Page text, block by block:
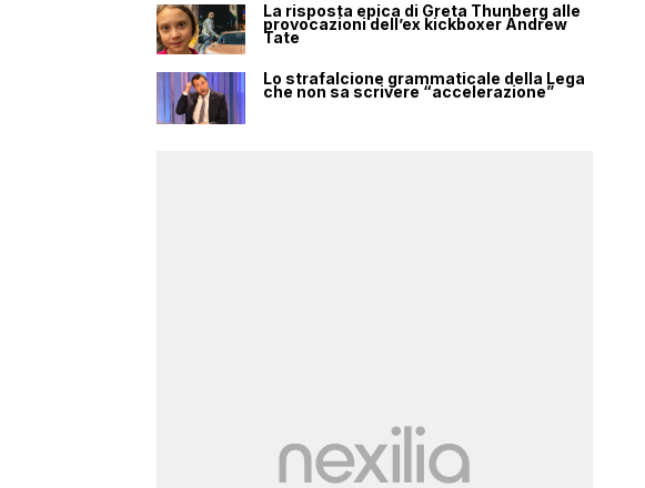
La risposta epica di Greta Thunberg alle
provocazioni dell’ex kickboxer Andrew
Tate
Lo strafalcione grammaticale della Lega
che non sa scrivere “accelerazione”